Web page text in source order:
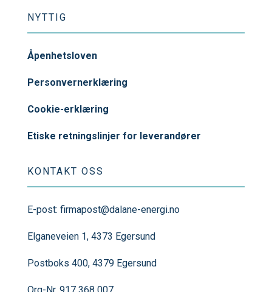
NYTTIG
Åpenhetsloven
Personvernerklæring
Cookie-erklæring
Etiske retningslinjer for leverandører
KONTAKT OSS
E-post: firmapost@dalane-energi.no
Elganeveien 1, 4373 Egersund
Postboks 400, 4379 Egersund